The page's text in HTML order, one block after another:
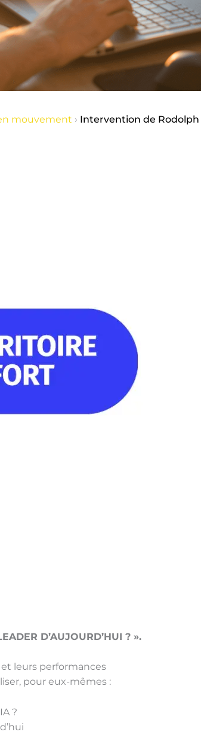
mouvement › Intervention de Rodolph
D’AUJOURD’HUI ? ».
leurs performances
pour eux-mêmes :
?